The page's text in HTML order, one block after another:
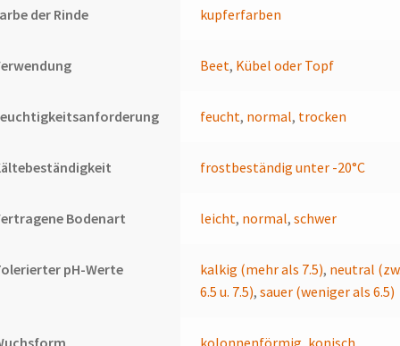
der Rinde kupferfarben
Beet, Kübel oder Topf
feucht, normal, trocken
frostbeständig unter -20°C
Bodenart leicht, normal,schwer
pH-Werte kalkig (mehr als 7.5), neutral
6.5 u. 7.5),sauer (weniger als 6.5)
kolonnenförmig, konisch